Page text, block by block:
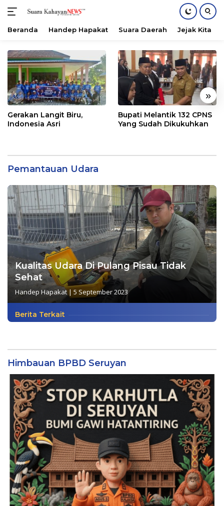
konten
Beranda Handep Hapakat Suara Daerah Jejak Kita
« »
Gerakan Langit Biru,
Indonesia Asri
Bupati Melantik 132 CPNS
Yang Sudah Dikukuhkan
Pemantauan Udara
Kualitas Udara Di Pulang Pisau Tidak
Sehat
Handep Hapakat| 5 September 2023
Berita Terkait
Himbauan BPBD Seruyan